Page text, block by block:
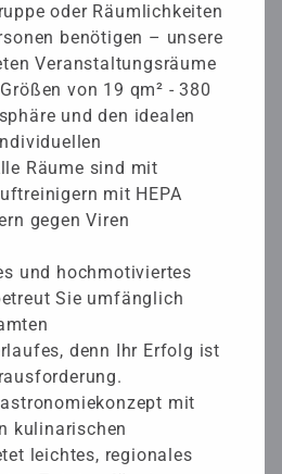
oder Räumlichkeiten
benötigen – unsere
Veranstaltungsräume
von 19 qm² - 380
und den idealen
Räume sind mit
mit HEPA
gegen Viren
und hochmotiviertes
Sie umfänglich
denn Ihr Erfolg ist
mit
kulinarischen
leichtes, regionales